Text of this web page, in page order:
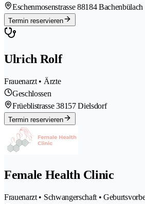
Eschenmosenstrasse 88184 Bachenbülach
Termin reservieren
Ulrich Rolf
Frauenarzt • Ärzte
Geschlossen
Früeblistrasse 38157 Dielsdorf
Termin reservieren
Female Health Clinic
Frauenarzt • Schwangerschaft •